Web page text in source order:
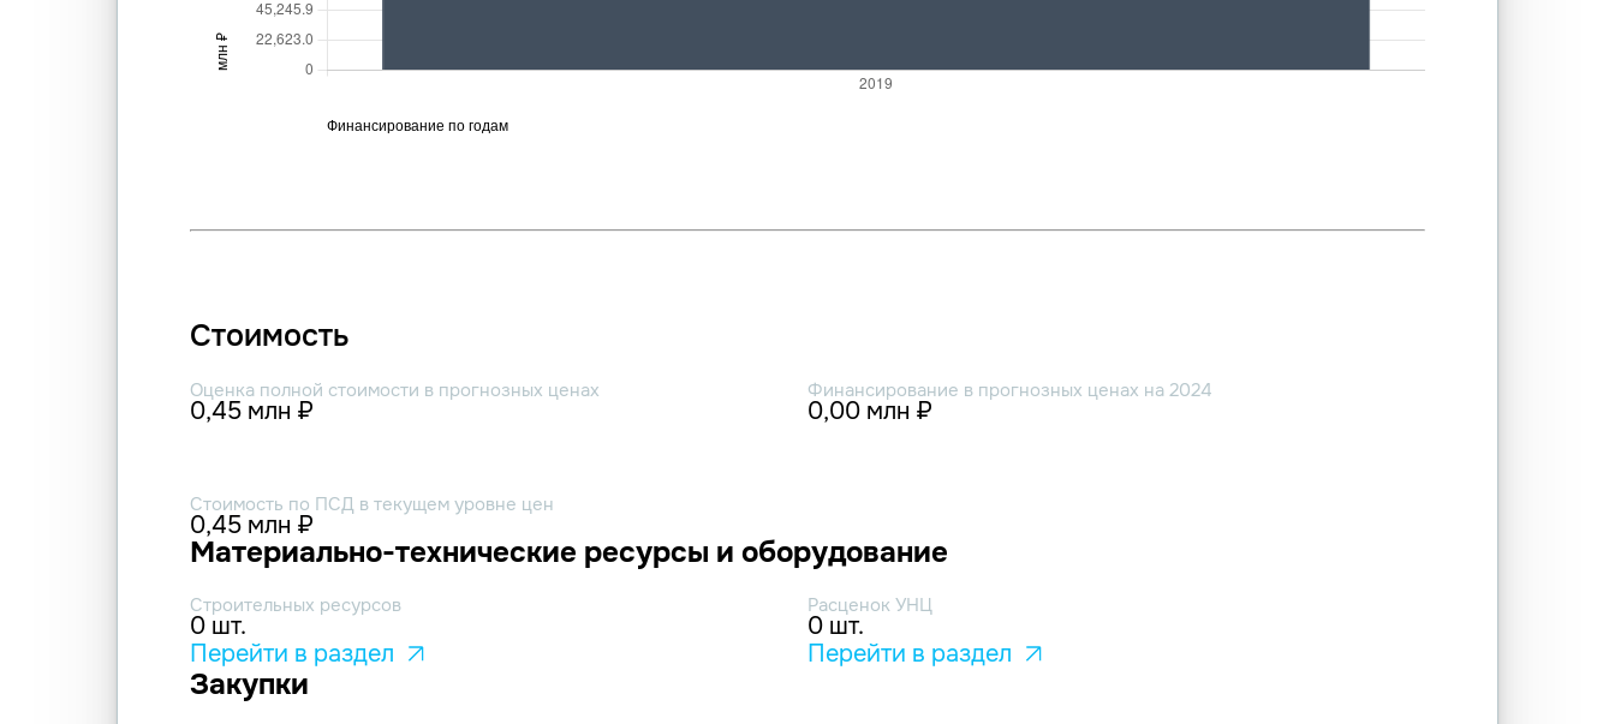
Стоимость
Оценка полной стоимости в прогнозных ценах
0,45 млн ₽
Финансирование в прогнозных ценах на 2024
0,00 млн ₽
Стоимость по ПСД в текущем уровне цен
0,45 млн ₽
Материально-технические ресурсы и оборудование
Строительных ресурсов
0 шт.
Перейти в раздел
Расценок УНЦ
0 шт.
Перейти в раздел
Закупки